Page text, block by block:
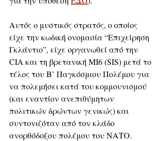
Αυτός ο μυστικός στρατός, ο οποίος
είχε την κωδική ονομασία “Επιχείρηση
Γκλάντιο”, είχε οργανωθεί από την
CIA και τη βρετανική MI6 (SIS) μετά το
τέλος του Β’ Παγκόσμιου Πολέμου για
να πολεμήσει κατά του κομμουνισμού
(και εναντίον ανεπιθύμητων
πολιτικών δρώντων γενικώς) και
συντονιζόταν από τον κλάδο
ανορθόδοξου πολέμου του ΝΑΤΟ.